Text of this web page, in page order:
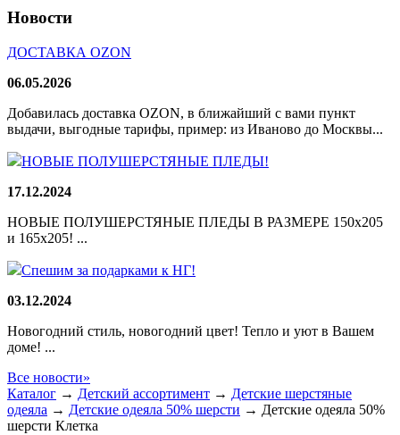
Новости
ДОСТАВКА OZON
06.05.2026
Добавилась доставка OZON, в ближайший с вами пункт
выдачи, выгодные тарифы, пример: из Иваново до Москвы...
НОВЫЕ ПОЛУШЕРСТЯНЫЕ ПЛЕДЫ!
17.12.2024
НОВЫЕ ПОЛУШЕРСТЯНЫЕ ПЛЕДЫ В РАЗМЕРЕ 150х205
и 165х205! ...
Спешим за подарками к НГ!
03.12.2024
Новогодний стиль, новогодний цвет! Тепло и уют в Вашем
доме! ...
Все новости»
Каталог → Детский ассортимент → Детские шерстяные
одеяла → Детские одеяла 50% шерсти → Детские одеяла 50%
шерсти Клетка